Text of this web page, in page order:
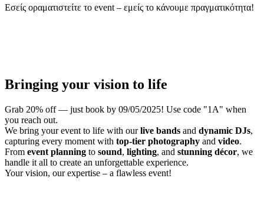
Εσείς οραματιστείτε το event – εμείς το κάνουμε πραγματικότητα!
Bringing your vision to life
Grab 20% off — just book by 09/05/2025! Use code "1A" when
you reach out.
We bring your event to life with ourlive bands and dynamic DJs,
capturing every moment with top-tier photography and video.
From event planning to sound, lighting, and stunning décor, we
handle it all to create an unforgettable experience.
Your vision, our expertise – a flawless event!